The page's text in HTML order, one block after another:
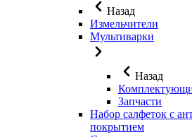
Назад
Измельчители
Мультиварки
Назад
Запчасти
Набор салфеток с
покрытием